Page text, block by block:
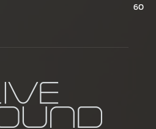
60